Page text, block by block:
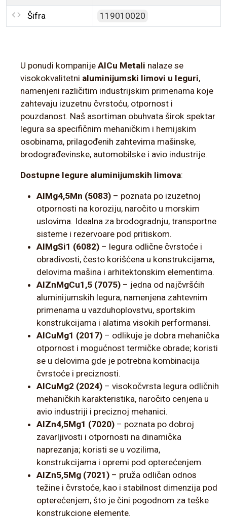
Šifra 119010020
U ponudi kompanije AlCu Metali nalaze se
visokokvalitetni aluminijumski limovi u leguri,
namenjeni različitim industrijskim primenama koje
zahtevaju izuzetnu čvrstoću, otpornost i
pouzdanost. Naš asortiman obuhvata širok spektar
legura sa specifičnim mehaničkim i hemijskim
osobinama, prilagođenih zahtevima mašinske,
brodograđevinske, automobilske i avio industrije.
Dostupne legure aluminijumskih limova:
AlMg4,5Mn (5083) – poznata po izuzetnoj
otpornosti na koroziju, naročito u morskim
uslovima. Idealna za brodogradnju, transportne
sisteme i rezervoare pod pritiskom.
AlMgSi1 (6082) – legura odlične čvrstoće i
obradivosti, često korišćena u konstrukcijama,
delovima mašina i arhitektonskim elementima.
AlZnMgCu1,5 (7075) – jedna od najčvršćih
aluminijumskih legura, namenjena zahtevnim
primenama u vazduhoplovstvu, sportskim
konstrukcijama i alatima visokih performansi.
AlCuMg1 (2017) – odlikuje je dobra mehanička
otpornost i mogućnost termičke obrade; koristi
se u delovima gde je potrebna kombinacija
čvrstoće i preciznosti.
AlCuMg2 (2024) – visokočvrsta legura odličnih
mehaničkih karakteristika, naročito cenjena u
avio industriji i preciznoj mehanici.
AlZn4,5Mg1 (7020) – poznata po dobroj
zavarljivosti i otpornosti na dinamička
naprezanja; koristi se u vozilima,
konstrukcijama i opremi pod opterećenjem.
AlZn5,5Mg (7021) – pruža odličan odnos
težine i čvrstoće, kao i stabilnost dimenzija pod
opterećenjem, što je čini pogodnom za teške
konstrukcione elemente.